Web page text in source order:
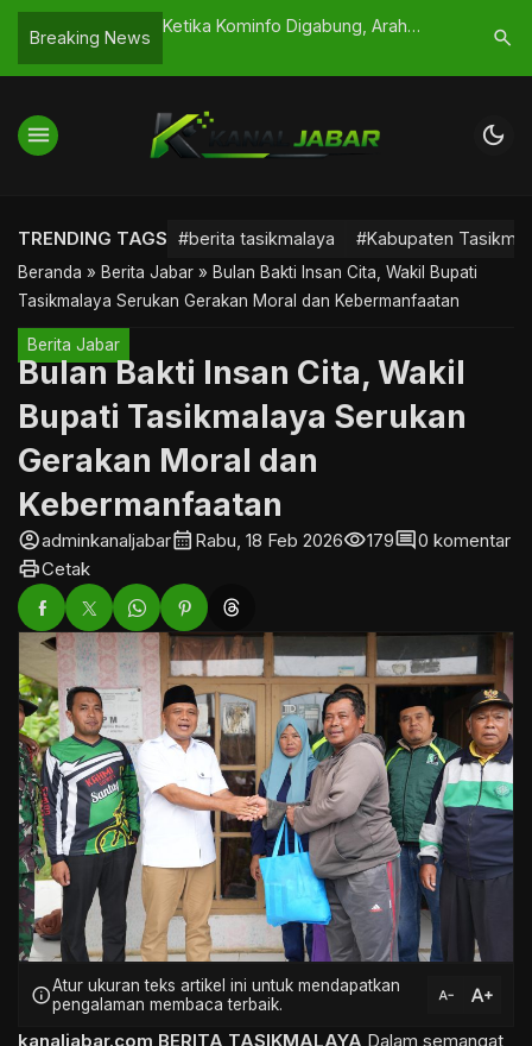
Breaking News
Resmi Dihapus
Ketika Kominfo Digabung, Arah
2025
search
menu dark_mode
TRENDING TAGS #berita tasikmalaya #Kabupaten
Beranda » Berita Jabar » Bulan Bakti Insan Cita, Wakil Bupati
Tasikmalaya Serukan Gerakan Moral dan Kebermanfaatan
Berita Jabar
Bulan Bakti Insan Cita, Wakil
Bupati Tasikmalaya Serukan
Gerakan Moral dan
Kebermanfaatan
account_circleadminkanaljabarcalendar_month Rabu, 18 Feb 2026visibility179comment0 komentar
printCetak
infoAtur ukuran teks artikel ini untuk mendapatkan
pengalaman membaca terbaik.
text_decrease text_increase
kanaljabar.com BERITA TASIKMALAYA Dalam semangat